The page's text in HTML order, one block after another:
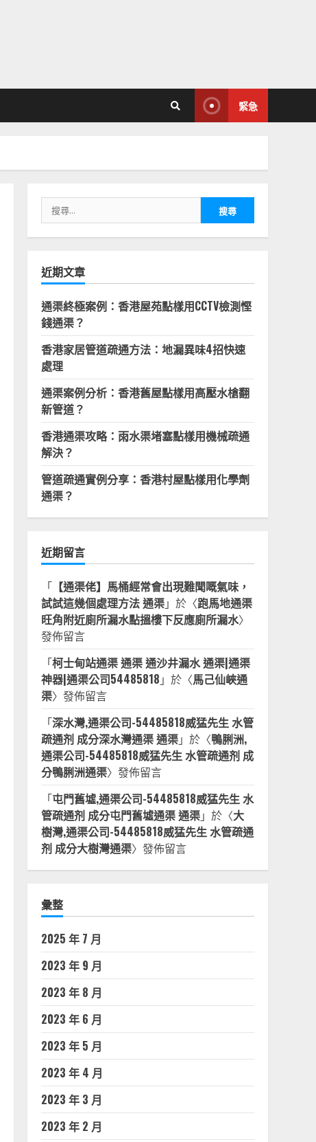
緊急
尋
關
字:
近期文章
通渠終極案例：香港屋苑點樣用CCTV檢測慳
錢通渠？
香港家居管道疏通方法：地漏異味4招快速
處理
通渠案例分析：香港舊屋點樣用高壓水槍翻
新管道？
香港通渠攻略：雨水渠堵塞點樣用機械疏通
解決？
管道疏通實例分享：香港村屋點樣用化學劑
通渠？
近期留言
「【通渠佬】馬桶經常會出現難聞嘅氣味，
試試這幾個處理方法 通渠」於〈跑馬地通渠
旺角附近廁所漏水點搵樓下反應廁所漏水〉
發佈留言
「柯士甸站通渠 通渠 通沙井漏水 通渠|通渠
神器|通渠公司54485818 」於〈馬己仙峽通
渠〉發佈留言
「深水灣,通渠公司-54485818威猛先生 水管
疏通剂 成分深水灣通渠 通渠」於〈鴨脷洲,
通渠公司-54485818威猛先生 水管疏通剂 成
分鴨脷洲通渠〉發佈留言
「屯門舊墟,通渠公司-54485818威猛先生 水
管疏通剂 成分屯門舊墟通渠 通渠」於〈大
樹灣,通渠公司-54485818威猛先生 水管疏通
剂 成分大樹灣通渠〉發佈留言
彙整
2025 年 7 月
2023 年 9 月
2023 年 8 月
2023 年 6 月
2023 年 5 月
2023 年 4 月
2023 年 3 月
2023 年 2 月